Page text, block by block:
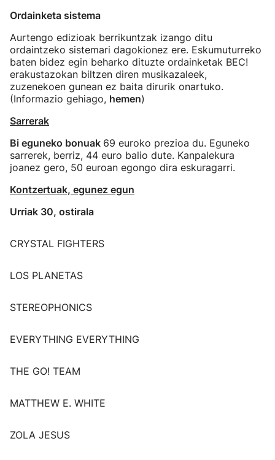
Ordainketa sistema
Aurtengo edizioak berrikuntzak izango ditu
ordaintzeko sistemari dagokionez ere. Eskumuturreko
baten bidez egin beharko dituzte ordainketak BEC!
erakustazokan biltzen diren musikazaleek,
zuzenekoen gunean ez baita dirurik onartuko.
(Informazio gehiago, hemen)
Sarrerak
Bi eguneko bonuak 69 euroko prezioa du. Eguneko
sarrerek, berriz, 44 euro balio dute. Kanpalekura
joanez gero, 50 euroan egongo dira eskuragarri.
Kontzertuak, egunez egun
Urriak 30, ostirala
CRYSTAL FIGHTERS
LOS PLANETAS
STEREOPHONICS
EVERYTHING EVERYTHING
THE GO! TEAM
MATTHEW E. WHITE
ZOLA JESUS